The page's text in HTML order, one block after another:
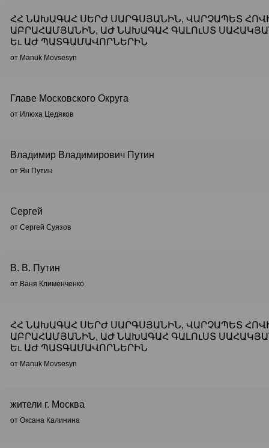
ՀՀ ՆԱԽԱԳԱՀ ՍԵՐԺ ՍԱՐԳՍՅԱՆԻՆ, ՎԱՐՉԱՊԵՏ
ԱԲՐԱՀԱՄՅԱՆԻՆ, ԱԺ ՆԱԽԱԳԱՀ ԳԱԼՈւՍՏ
Եւ ԱԺ ՊԱՏԳԱՄԱՎՈՐՆԵՐԻՆ
от Manuk Movsesyn
Главе Московского Округа
от Илюха Цедяков
Владимир Владимирович Путин
от Ян Путин
Сергей
от Сергей Суязов
В. В. Путин
от Ваня Клименченко
ՀՀ ՆԱԽԱԳԱՀ ՍԵՐԺ ՍԱՐԳՍՅԱՆԻՆ, ՎԱՐՉԱՊԵՏ
ԱԲՐԱՀԱՄՅԱՆԻՆ, ԱԺ ՆԱԽԱԳԱՀ ԳԱԼՈւՍՏ
Եւ ԱԺ ՊԱՏԳԱՄԱՎՈՐՆԵՐԻՆ
от Manuk Movsesyn
жители г. Москва
от Оксана Калинина